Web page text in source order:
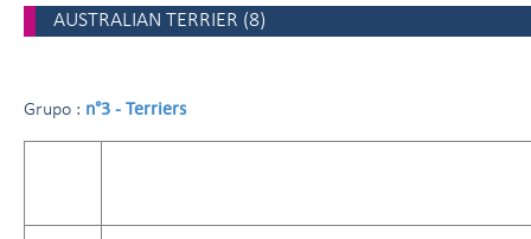
AUSTRALIAN TERRIER (8)
Grupo : n°3 - Terriers